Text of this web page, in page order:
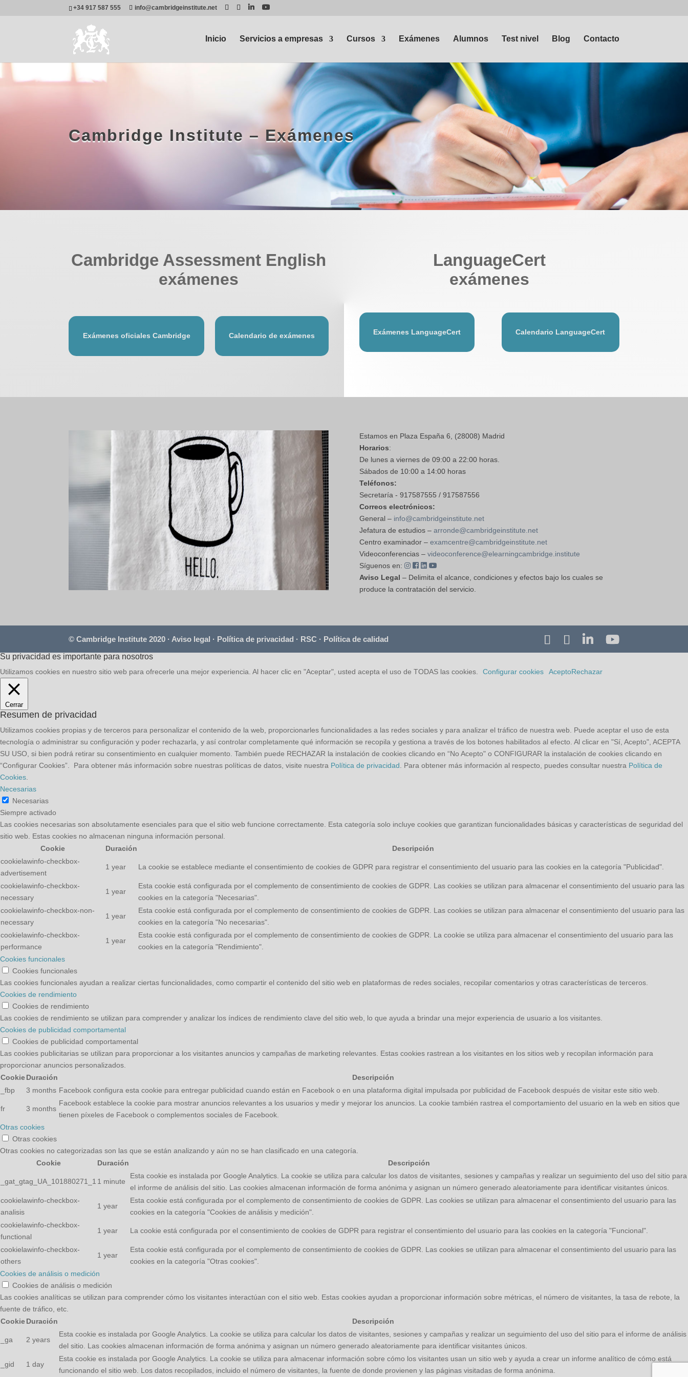
+34 917 587 555 info@cambridgeinstitute.net
Inicio Servicios a empresas Cursos Exámenes Alumnos Test nivel Blog Contacto
Cambridge Institute – Exámenes
Cambridge Assessment English
exámenes
Exámenes oficiales Cambridge Calendario de exámenes
LanguageCert
exámenes
Exámenes LanguageCert Calendario LanguageCert
Estamos en Plaza España 6, (28008) Madrid
Horarios:
De lunes a viernes de 09:00 a 22:00 horas.
Sábados de 10:00 a 14:00 horas
Teléfonos:
Secretaría - 917587555 / 917587556
Correos electrónicos:
General – info@cambridgeinstitute.net
Jefatura de estudios – arronde@cambridgeinstitute.net
Centro examinador – examcentre@cambridgeinstitute.net
Videoconferencias – videoconference@elearningcambridge.institute
Síguenos en:
Aviso Legal – Delimita el alcance, condiciones y efectos bajo los cuales se
produce la contratación del servicio.
© Cambridge Institute 2020 · Aviso legal · Política de privacidad · RSC · Política de calidad
Su privacidad es importante para nosotros
Utilizamos cookies en nuestro sitio web para ofrecerle una mejor experiencia. Al hacer clic en "Aceptar", usted acepta el uso de TODAS las cookies. Configurar cookies AceptoRechazar
Cerrar
Resumen de privacidad
Utilizamos cookies propias y de terceros para personalizar el contenido de la web, proporcionarles funcionalidades a las redes sociales y para analizar el tráfico de nuestra web. Puede aceptar el uso de esta
tecnología o administrar su configuración y poder rechazarla, y así controlar completamente qué información se recopila y gestiona a través de los botones habilitados al efecto. Al clicar en "Sí, Acepto", ACEPTA
SU USO, si bien podrá retirar su consentimiento en cualquier momento. También puede RECHAZAR la instalación de cookies clicando en “No Acepto" o CONFIGURAR la instalación de cookies clicando en
“Configurar Cookies”. Para obtener más información sobre nuestras políticas de datos, visite nuestra Política de privacidad . Para obtener más información al respecto, puedes consultar nuestra Política de
Cookies
Necesarias
Necesarias
Siempre activado
Las cookies necesarias son absolutamente esenciales para que el sitio web funcione correctamente. Esta categoría solo incluye cookies que garantizan funcionalidades básicas y características de seguridad del
sitio web. Estas cookies no almacenan ninguna información personal.
Cookie
Duración
Descripción
cookielawinfo-checkbox-
advertisement
1 year La cookie se establece mediante el consentimiento de cookies de GDPR para registrar el consentimiento del usuario para las cookies en la categoría "Publicidad".
cookielawinfo-checkbox-
necessary
1 year
Esta cookie está configurada por el complemento de consentimiento de cookies de GDPR. Las cookies se utilizan para almacenar el consentimiento del usuario para las
cookies en la categoría "Necesarias".
cookielawinfo-checkbox-non-
necessary
1 year
Esta cookie está configurada por el complemento de consentimiento de cookies de GDPR. Las cookies se utilizan para almacenar el consentimiento del usuario para las
cookies en la categoría "No necesarias".
cookielawinfo-checkbox-
performance
1 year
Esta cookie está configurada por el complemento de consentimiento de cookies de GDPR. La cookie se utiliza para almacenar el consentimiento del usuario para las
cookies en la categoría "Rendimiento".
Cookies funcionales
Cookies funcionales
Las cookies funcionales ayudan a realizar ciertas funcionalidades, como compartir el contenido del sitio web en plataformas de redes sociales, recopilar comentarios y otras características de terceros.
Cookies de rendimiento
Cookies de rendimiento
Las cookies de rendimiento se utilizan para comprender y analizar los índices de rendimiento clave del sitio web, lo que ayuda a brindar una mejor experiencia de usuario a los visitantes.
Cookies de publicidad comportamental
Cookies de publicidad comportamental
Las cookies publicitarias se utilizan para proporcionar a los visitantes anuncios y campañas de marketing relevantes. Estas cookies rastrean a los visitantes en los sitios web y recopilan información para
proporcionar anuncios personalizados.
CookieDuración
Descripción
_fbp
3 months Facebook configura esta cookie para entregar publicidad cuando están en Facebook o en una plataforma digital impulsada por publicidad de Facebook después de visitar este sitio web.
fr 3 months
Facebook establece la cookie para mostrar anuncios relevantes a los usuarios y medir y mejorar los anuncios. La cookie también rastrea el comportamiento del usuario en la web en sitios que
tienen píxeles de Facebook o complementos sociales de Facebook.
Otras cookies
Otras cookies
Otras cookies no categorizadas son las que se están analizando y aún no se han clasificado en una categoría.
Cookie
Duración Descripción
_gat_gtag_UA_101880271_1 1 minute
Esta cookie es instalada por Google Analytics. La cookie se utiliza para calcular los datos de visitantes, sesiones y campañas y realizar un seguimiento del uso del sitio para
el informe de análisis del sitio. Las cookies almacenan información de forma anónima y asignan un número generado aleatoriamente para identificar visitantes únicos.
cookielawinfo-checkbox-
analisis
1 year
Esta cookie está configurada por el complemento de consentimiento de cookies de GDPR. Las cookies se utilizan para almacenar el consentimiento del usuario para las
cookies en la categoría "Cookies de análisis y medición".
cookielawinfo-checkbox-
functional
1 year La cookie está configurada por el consentimiento de cookies de GDPR para registrar el consentimiento del usuario para las cookies en la categoría "Funcional".
cookielawinfo-checkbox-
others
1 year
Esta cookie está configurada por el complemento de consentimiento de cookies de GDPR. Las cookies se utilizan para almacenar el consentimiento del usuario para las
cookies en la categoría "Otras cookies".
Cookies de análisis o medición
Cookies de análisis o medición
Las cookies analíticas se utilizan para comprender cómo los visitantes interactúan con el sitio web. Estas cookies ayudan a proporcionar información sobre métricas, el número de visitantes, la tasa de rebote, la
fuente de tráfico, etc.
CookieDuración Descripción
_ga 2 years
Esta cookie es instalada por Google Analytics. La cookie se utiliza para calcular los datos de visitantes, sesiones y campañas y realizar un seguimiento del uso del sitio para el informe de análisis
del sitio. Las cookies almacenan información de forma anónima y asignan un número generado aleatoriamente para identificar visitantes únicos.
_gid 1 day
Esta cookie es instalada por Google Analytics. La cookie se utiliza para almacenar información sobre cómo los visitantes usan un sitio web y ayuda a crear un informe analítico de cómo está
funcionando el sitio web. Los datos recopilados, incluido el número de visitantes, la fuente de donde provienen y las páginas visitadas de forma anónima.